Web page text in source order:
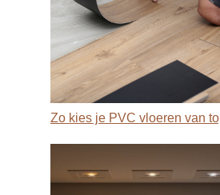
Zo kies je PVC vloeren van